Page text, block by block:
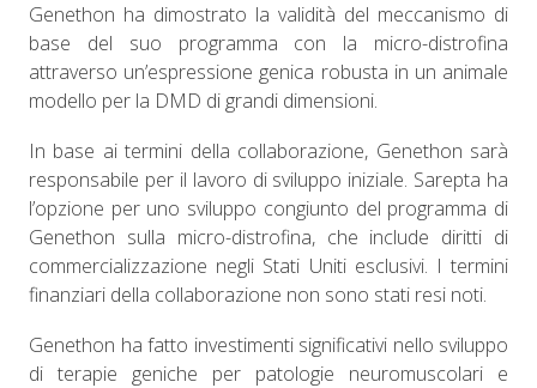
Genethon ha dimostrato la validità del meccanismo di
base del suo programma con la micro-distrofina
attraverso un’espressione genica robusta in un animale
modello per la DMD di grandi dimensioni.
In base ai termini della collaborazione, Genethon sarà
responsabile per il lavoro di sviluppo iniziale. Sarepta ha
l’opzione per uno sviluppo congiunto del programma di
Genethon sulla micro-distrofina, che include diritti di
commercializzazione negli Stati Uniti esclusivi. I termini
finanziari della collaborazione non sono stati resi noti.
Genethon ha fatto investimenti significativi nello sviluppo
di terapie geniche per patologie neuromuscolari e